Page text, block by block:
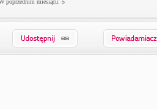
poprzednim miesiącu: 5